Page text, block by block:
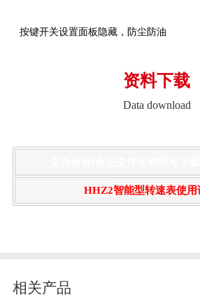
按键开关设置面板隐藏，防尘防油
资料下载
Data download
HHZ2智能型转速表使用
相关产品